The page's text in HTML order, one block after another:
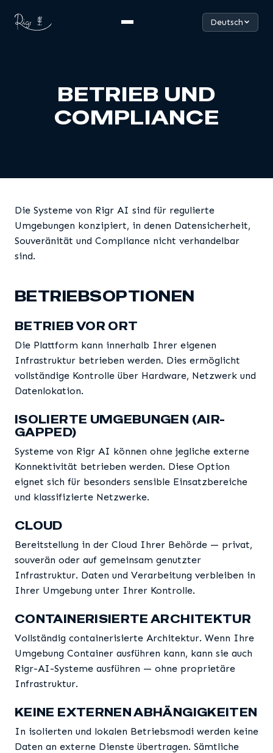
Deutsch
BETRIEB UND
COMPLIANCE
Die Systeme von Rigr AI sind für regulierte
Umgebungen konzipiert, in denen Datensicherheit,
Souveränität und Compliance nicht verhandelbar
sind.
BETRIEBSOPTIONEN
BETRIEB VOR ORT
Die Plattform kann innerhalb Ihrer eigenen
Infrastruktur betrieben werden. Dies ermöglicht
vollständige Kontrolle über Hardware, Netzwerk und
Datenlokation.
ISOLIERTE UMGEBUNGEN (AIR-
GAPPED)
Systeme von Rigr AI können ohne jegliche externe
Konnektivität betrieben werden. Diese Option
eignet sich für besonders sensible Einsatzbereiche
und klassifizierte Netzwerke.
CLOUD
Bereitstellung in der Cloud Ihrer Behörde — privat,
souverän oder auf gemeinsam genutzter
Infrastruktur. Daten und Verarbeitung verbleiben in
Ihrer Umgebung unter Ihrer Kontrolle.
CONTAINERISIERTE ARCHITEKTUR
Vollständig containerisierte Architektur. Wenn Ihre
Umgebung Container ausführen kann, kann sie auch
Rigr-AI-Systeme ausführen — ohne proprietäre
Infrastruktur.
KEINE EXTERNEN ABHÄNGIGKEITEN
In isolierten und lokalen Betriebsmodi werden keine
Daten an externe Dienste übertragen. Sämtliche